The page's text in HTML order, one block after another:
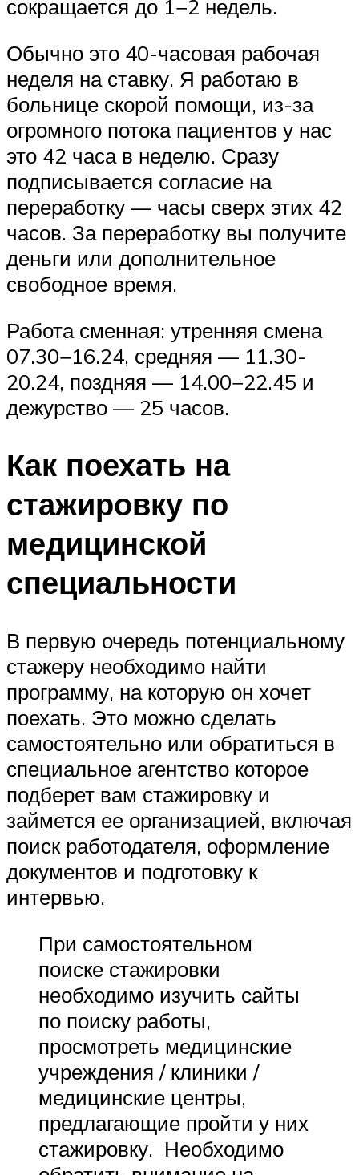
сокращается до 1−2 недель.
Обычно это 40-часовая рабочая
неделя на ставку. Я работаю в
больнице скорой помощи, из-за
огромного потока пациентов у нас
это 42 часа в неделю. Сразу
подписывается согласие на
переработку — часы сверх этих 42
часов. За переработку вы получите
деньги или дополнительное
свободное время.
Работа сменная: утренняя смена
07.30−16.24, средняя — 11.30-
20.24, поздняя — 14.00−22.45 и
дежурство — 25 часов.
Как поехать на
стажировку по
медицинской
специальности
В первую очередь потенциальному
стажеру необходимо найти
программу, на которую он хочет
поехать. Это можно сделать
самостоятельно или обратиться в
специальное агентство которое
подберет вам стажировку и
займется ее организацией, включая
поиск работодателя, оформление
документов и подготовку к
интервью.
При самостоятельном
поиске стажировки
необходимо изучить сайты
по поиску работы,
просмотреть медицинские
учреждения / клиники /
медицинские центры,
предлагающие пройти у них
стажировку. Необходимо